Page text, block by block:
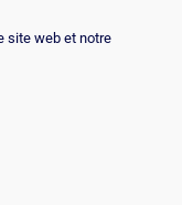
site web et notre